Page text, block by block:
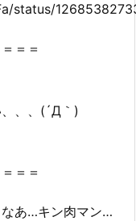
status/
＝＝
、、(´Д｀)
＝＝
なあ…キン肉マン…